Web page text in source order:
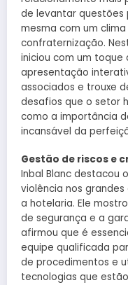
de levantar
mesma com um
confraternização.
iniciou com um toque
apresentação
associados e trouxe
desafios que o setor
como a importância
incansável da
Gestão de riscos e
Inbal Blanc destacou
violência nos
a hotelaria. Ele
de segurança e a
afirmou que é
equipe qualificada
de procedimentos e
tecnologias que